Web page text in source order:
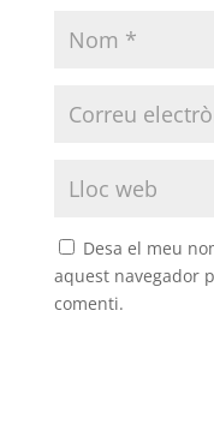
Desa el meu
aquest navegador
comenti.